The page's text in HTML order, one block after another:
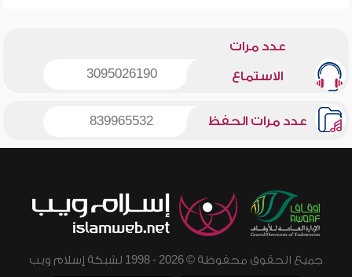
عدد مرات
الاستماع 3095026190
عدد مرات الحفظ 839965532
جميع الحقوق محفوظة © 2026 - 1998 لشبكة إسلام ويب